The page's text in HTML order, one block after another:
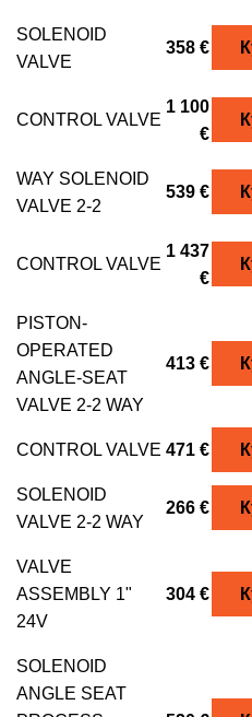
SOLENOID
VALVE
358 €
CONTROL VALVE
1 100
€
WAY SOLENOID
VALVE 2-2
539 €
CONTROL VALVE
1 437
€
PISTON-
OPERATED
ANGLE-SEAT
VALVE 2-2 WAY
413 €
CONTROL VALVE 471 €
SOLENOID
VALVE 2-2 WAY
266 €
VALVE
ASSEMBLY 1"
24V
304 €
SOLENOID
ANGLE SEAT